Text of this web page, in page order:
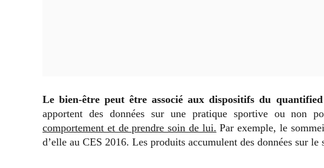
Le bien-être peut être associé aux dispositifs du
apportent des données sur une pratique sportive ou non
comportement et de prendre soin de lui. Par exemple, le
d’elle au CES 2016. Les produits accumulent des données sur